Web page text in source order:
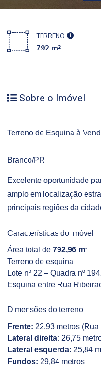
TERRENO
792 m²
Sobre o Imóvel
Terreno de Esquina à
Branco/PR
Excelente oportunidade
amplo em localização
principais regiões da
Características do imóvel
Área total de 792,96 m²
Terreno de esquina
Lote nº 22 – Quadra nº
Esquina entre Rua
Dimensões do terreno
Frente: 22,93 metros
Lateral direita: 26,75
Lateral esquerda: 25,84
Fundos: 29,84 metros